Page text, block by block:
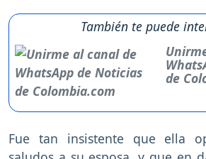
También te puede
de
Fue tan insistente que ella